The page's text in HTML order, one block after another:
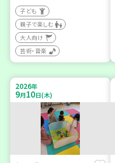
子ども
親子で楽しむ
大人向け
芸術・音楽
2026年
9月10日(木)